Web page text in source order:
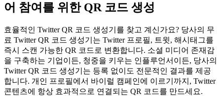
어 참여를 위한 QR 코드 생성
효율적인 Twitter QR 코드 생성기를 찾고 계신가요? 당사의 무
료 Twitter QR 코드 생성기는 Twitter 프로필, 트윗, 해시태그를
즉시 스캔 가능한 QR 코드로 변환합니다. 소셜 미디어 존재감
을 구축하는 기업이든, 청중을 키우는 인플루언서이든, 당사의
Twitter QR 코드 생성기는 등록 없이도 전문적인 결과를 제공
합니다. 개인 프로필에서 바이럴 캠페인에 이르기까지, Twitter
콘텐츠에 항상 효과적으로 연결되는 QR 코드를 만드세요.